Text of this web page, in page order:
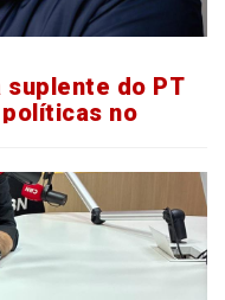
do PT
no